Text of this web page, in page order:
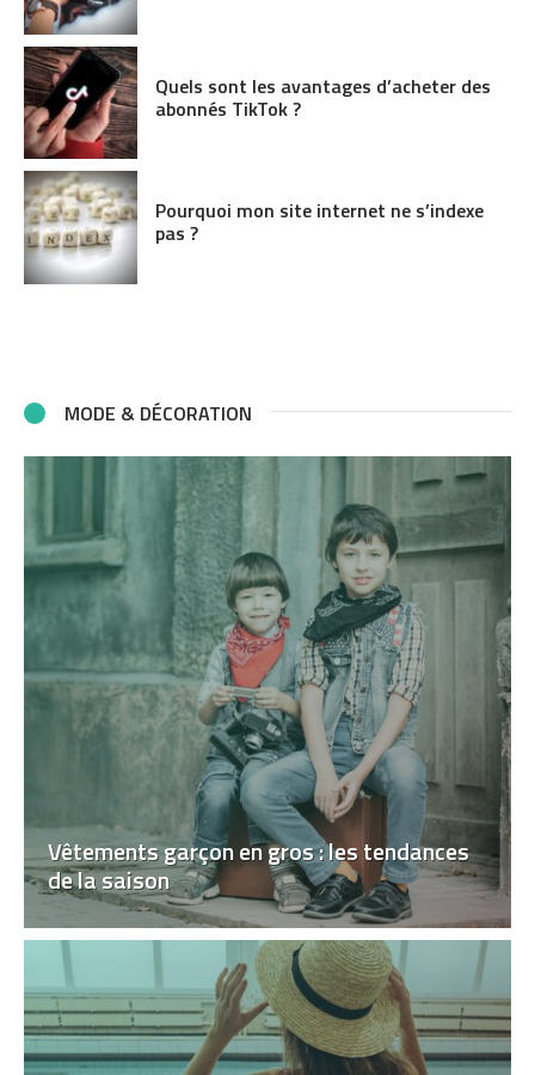
Quels sont les avantages d’acheter des
abonnés TikTok ?
Pourquoi mon site internet ne s’indexe
pas ?
MODE & DÉCORATION
Vêtements garçon en gros : les tendances
de la saison